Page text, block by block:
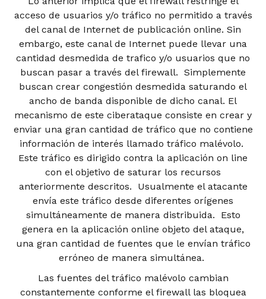
acceso de usuarios y/o tráfico no permitido a través
del canal de Internet de publicación online. Sin
embargo, este canal de Internet puede llevar una
cantidad desmedida de trafico y/o usuarios que no
buscan pasar a través del firewall. Simplemente
buscan crear congestión desmedida saturando el
ancho de banda disponible de dicho canal. El
mecanismo de este ciberataque consiste en crear y
enviar una gran cantidad de tráfico que no contiene
información de interés llamado tráfico malévolo.
Este tráfico es dirigido contra la aplicación on line
con el objetivo de saturar los recursos
anteriormente descritos. Usualmente el atacante
envía este tráfico desde diferentes orígenes
simultáneamente de manera distribuida. Esto
genera en la aplicación online objeto del ataque,
una gran cantidad de fuentes que le envían tráfico
erróneo de manera simultánea.
Las fuentes del tráfico malévolo cambian
constantemente conforme el firewall las bloquea